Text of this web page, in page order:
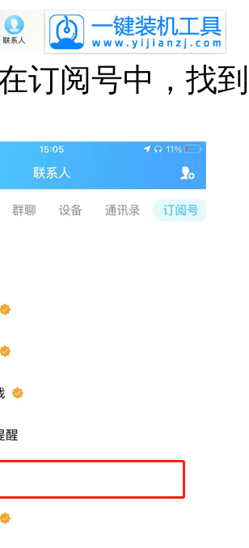
阅号中，找到